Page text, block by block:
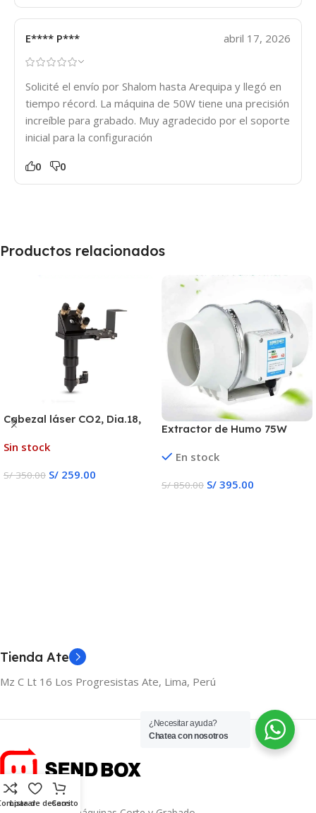
E**** P*** abril 17, 2026
Solicité el envío por Shalom hasta Arequipa y llegó en
tiempo récord. La máquina de 50W tiene una precisión
increíble para grabado. Muy agradecido por el soporte
inicial para la configuración
0 0
Productos relacionados
Cabezal láser CO2, Dia.18,
FL50.8/63,5/101,6mm
(negro)
Sin stock
S/350.00 S/ 259.00
Extractor de Humo 75W
En stock
S/850.00 S/ 395.00
Tienda Ate
Mz C Lt 16 Los Progresistas Ate, Lima, Perú
Lista de deseos
Carrito
¿Necesitar ayuda?
Chatea con nosotros